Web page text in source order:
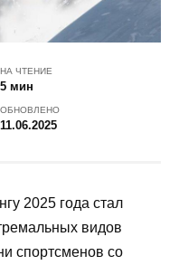
НА ЧТЕНИЕ
5 мин
ОБНОВЛЕНО
11.06.2025
2025 года стал
видов
спортсменов со